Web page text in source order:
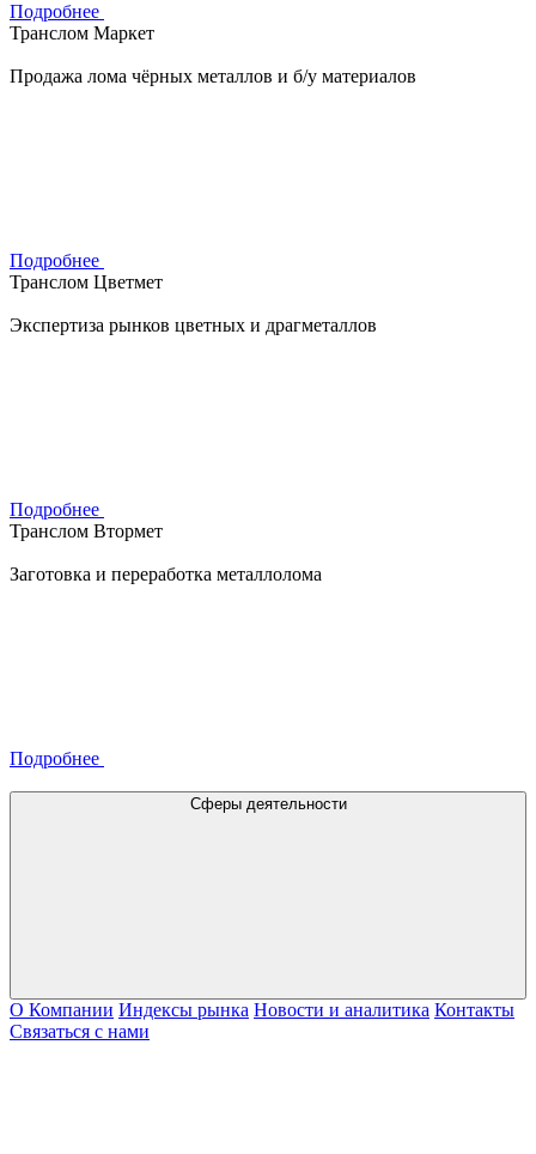
Подробнее
Транслом Маркет
Продажа лома чёрных металлов и б/у материалов
Подробнее
Транслом Цветмет
Экспертиза рынков цветных и драгметаллов
Подробнее
Транслом Втормет
Заготовка и переработка металлолома
Подробнее
Сферы деятельности
О Компании Индексы рынка Новости и аналитика Контакты
Связаться с нами